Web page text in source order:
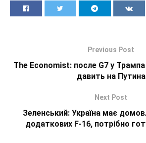
Previous Post
The Economist: после G7 у
давить на Путина
Next Post
Зеленський: Україна має
додаткових F-16, потрібно